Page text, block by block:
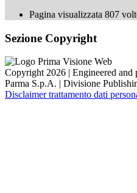
Pagina visualizzata 807
Sezione Copyright
Copyright 2026 | Engineered
Parma S.p.A. | Divisione
Disclaimer trattamento dati